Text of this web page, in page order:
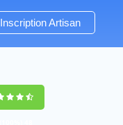
Inscription Artisan